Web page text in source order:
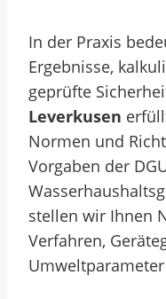
In der Praxis
Ergebnisse,
geprüfte
Leverkusen
Normen und
Vorgaben der
stellen wir Ihnen
Verfahren,